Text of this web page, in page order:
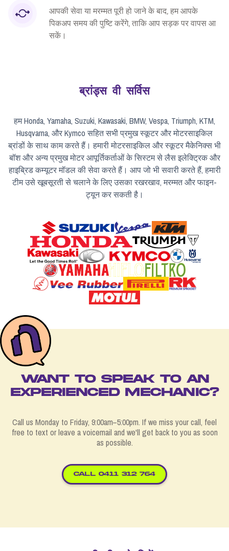
आपकी सेवा या मरम्मत पूरी हो जाने के बाद, हम आपके
पिकअप समय की पुष्टि करेंगे, ताकि आप सड़क पर वापस आ
सकें।
ब्रांड्स वी सर्विस
हम Honda, Yamaha, Suzuki, Kawasaki, BMW, Vespa, Triumph, KTM,
Husqvarna, और Kymco सहित सभी प्रमुख स्कूटर और मोटरसाइकिल
ब्रांडों के साथ काम करते हैं। हमारी मोटरसाइकिल और स्कूटर मैकेनिक्स भी
बॉश और अन्य प्रमुख मोटर आपूर्तिकर्ताओं के सिस्टम से लैस इलेक्ट्रिक और
हाइब्रिड कम्यूटर मॉडल की सेवा करते हैं। आप जो भी सवारी करते हैं, हमारी
टीम उसे खूबसूरती से चलाने के लिए उसका रखरखाव, मरम्मत और फाइन-
ट्यून कर सकती है।
WANT TO SPEAK TO AN
EXPERIENCED MECHANIC?
Call us Monday to Friday, 9:00am–5:00pm. If we miss your call, feel
free to text or leave a voicemail and we'll get back to you as soon
as possible.
CALL 0411 312 764